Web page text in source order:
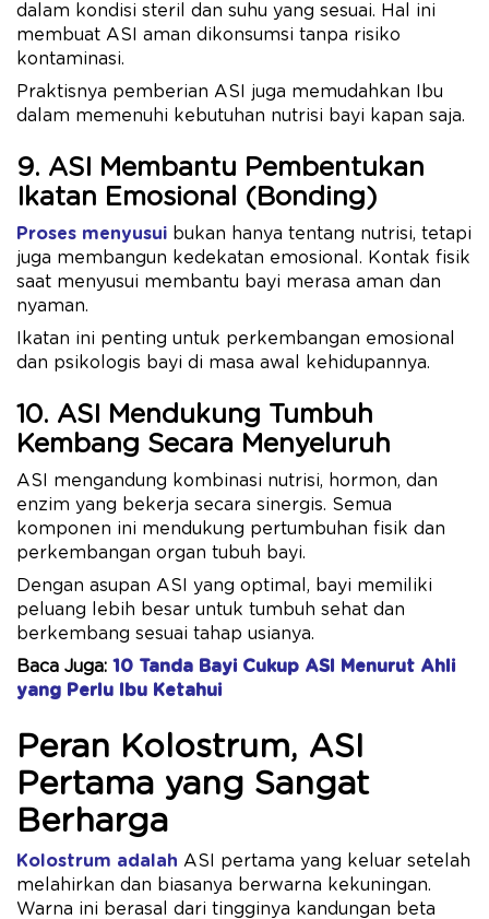
dalam kondisi steril dan suhu yang sesuai. Hal ini
membuat ASI aman dikonsumsi tanpa risiko
kontaminasi.
Praktisnya pemberian ASI juga memudahkan Ibu
dalam memenuhi kebutuhan nutrisi bayi kapan saja.
9. ASI Membantu Pembentukan
Ikatan Emosional (Bonding)
Proses menyusui bukan hanya tentang nutrisi, tetapi
juga membangun kedekatan emosional. Kontak fisik
saat menyusui membantu bayi merasa aman dan
nyaman.
Ikatan ini penting untuk perkembangan emosional
dan psikologis bayi di masa awal kehidupannya.
10. ASI Mendukung Tumbuh
Kembang Secara Menyeluruh
ASI mengandung kombinasi nutrisi, hormon, dan
enzim yang bekerja secara sinergis. Semua
komponen ini mendukung pertumbuhan fisik dan
perkembangan organ tubuh bayi.
Dengan asupan ASI yang optimal, bayi memiliki
peluang lebih besar untuk tumbuh sehat dan
berkembang sesuai tahap usianya.
Baca Juga: 10 Tanda Bayi Cukup ASI Menurut Ahli
yang Perlu Ibu Ketahui
Peran Kolostrum, ASI
Pertama yang Sangat
Berharga
Kolostrum adalah ASI pertama yang keluar setelah
melahirkan dan biasanya berwarna kekuningan.
Warna ini berasal dari tingginya kandungan beta